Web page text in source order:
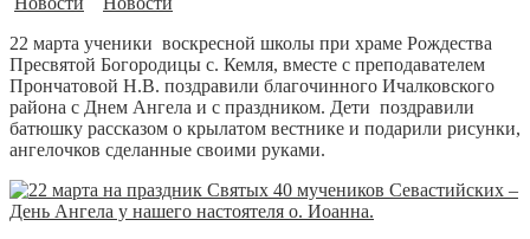
22 марта ученики воскресной школы при храме Рождества
Пресвятой Богородицы с. Кемля, вместе с преподавателем
Прончатовой Н.В. поздравили благочинного Ичалковского
района с Днем Ангела и с праздником. Дети поздравили
батюшку рассказом о крылатом вестнике и подарили рисунки,
ангелочков сделанные своими руками.